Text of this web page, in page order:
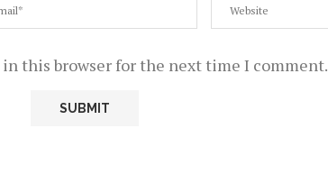
in this browser for the next time I comment.